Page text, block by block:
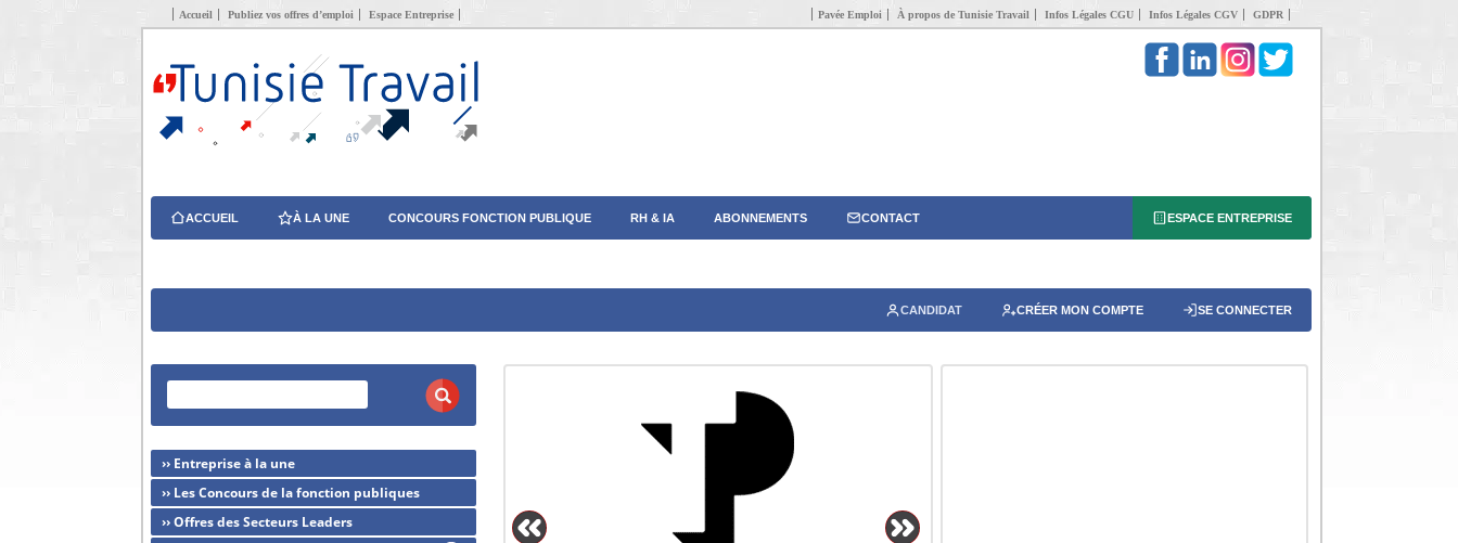
Accueil Publiez vos offres d’emploi Espace Entreprise Pavée Emploi À propos de Tunisie Travail Infos Légales CGU Infos Légales CGV GDPR
ACCUEIL À LA UNE CONCOURS FONCTION PUBLIQUE RH & IA ABONNEMENTS CONTACT ESPACE ENTREPRISE
CANDIDAT CRÉER MON COMPTE SE CONNECTER
›› Entreprise à la une
›› Les Concours de la fonction publiques
›› Offres des Secteurs Leaders